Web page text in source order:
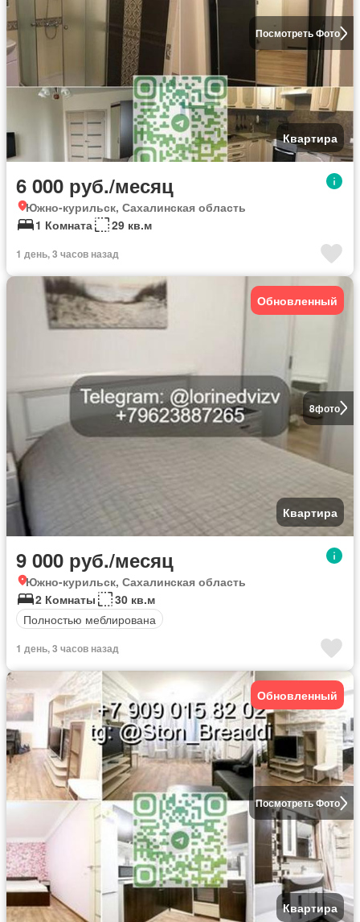
Посмотреть Фото
Квартира
6 000 руб./месяц
Южно-курильск, Сахалинская область
1 Комната
29 кв.м
1 день, 3 часов назад
8фото
Обновленный
Квартира
9 000 руб./месяц
Южно-курильск, Сахалинская область
2 Комнаты
30 кв.м
Полностью меблирована
1 день, 3 часов назад
Посмотреть Фото
Обновленный
Квартира